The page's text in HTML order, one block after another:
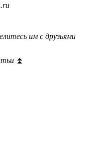
им с друзьями
⏫